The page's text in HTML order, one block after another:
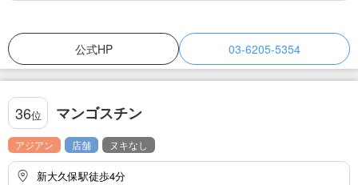
公式HP 03-6205-5354
36位 マンゴスチン
アジアン 店舗 ヌキなし
新大久保駅徒歩4分